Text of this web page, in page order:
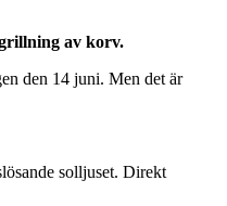
av korv.
den 14 juni. Men det är
solljuset. Direkt